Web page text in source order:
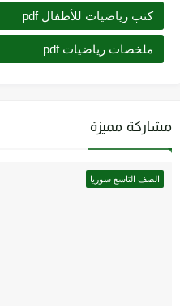
كتب رياضيات للأطفال pdf
ملخصات رياضيات pdf
مشاركة مميزة
الصف التاسع سوريا